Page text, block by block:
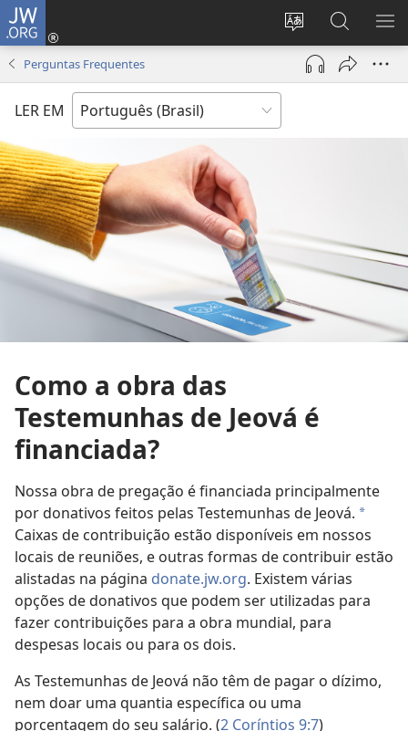
JW.ORG
Mudar
idioma
Log
(abre
janela)
Buscar
no
JW.ORG
Perguntas Frequentes
LER EM
Como a obra das
Testemunhas de Jeová é
financiada?
Nossa obra de pregação é financiada principalmente
por donativos feitos pelas Testemunhas de Jeová. a
Caixas de contribuição estão disponíveis em nossos
locais de reuniões, e outras formas de contribuir estão
alistadas na página donate.jw.org. Existem várias
opções de donativos que podem ser utilizadas para
fazer contribuições para a obra mundial, para
despesas locais ou para os dois.
As Testemunhas de Jeová não têm de pagar o dízimo,
nem doar uma quantia específica ou uma
porcentagem do seu salário. (2 Coríntios 9:7)